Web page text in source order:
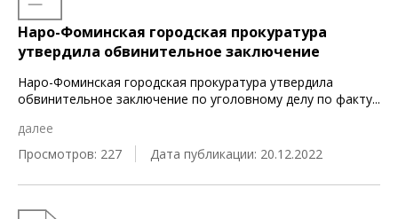
Наро-Фоминская городская прокуратура
утвердила обвинительное заключение
Наро-Фоминская городская прокуратура утвердила
обвинительное заключение по уголовному делу по факту...
далее
Просмотров: 227
Дата публикации: 20.12.2022